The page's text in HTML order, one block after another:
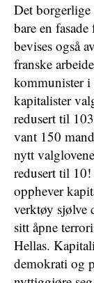
Det
bare en
bevises også
franske
kommunister i
kapitalister
redusert til
vant 150
nytt
redusert til
opphever
verktøy sjølve
sitt åpne
Hellas.
demokrati og